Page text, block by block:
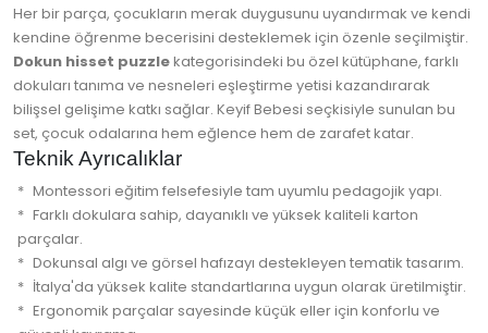
Her bir parça, çocukların merak duygusunu uyandırmak ve kendi
kendine öğrenme becerisini desteklemek için özenle seçilmiştir.
Dokun hisset puzzlekategorisindeki bu özel kütüphane, farklı
dokuları tanıma ve nesneleri eşleştirme yetisi kazandırarak
bilişsel gelişime katkı sağlar. Keyif Bebesi seçkisiyle sunulan bu
set, çocuk odalarına hem eğlence hem de zarafet katar.
Teknik Ayrıcalıklar
Montessori eğitim felsefesiyle tam uyumlu pedagojik yapı.
Farklı dokulara sahip, dayanıklı ve yüksek kaliteli karton
parçalar.
Dokunsal algı ve görsel hafızayı destekleyen tematik tasarım.
İtalya'da yüksek kalite standartlarına uygun olarak üretilmiştir.
Ergonomik parçalar sayesinde küçük eller için konforlu ve